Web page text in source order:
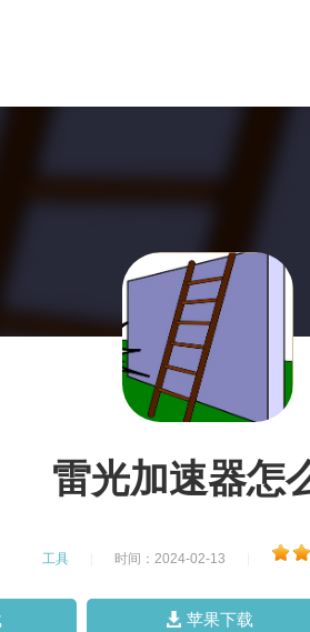
雷光加速器怎
工具 时间：2024-02-13
苹果下载